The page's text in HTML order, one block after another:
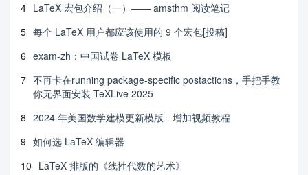
4 LaTeX 宏包介绍（一）—— amsthm 阅读笔记
5 每个 LaTeX 用户都应该使用的 9 个宏包[投稿]
6 exam-zh：中国试卷 LaTeX 模板
7 不再卡在running package-specific postactions，手把手教
你无界面安装 TeXLive 2025
8 2024 年美国数学建模更新模版 - 增加视频教程
9 如何选 LaTeX 编辑器
10 LaTeX 排版的《线性代数的艺术》